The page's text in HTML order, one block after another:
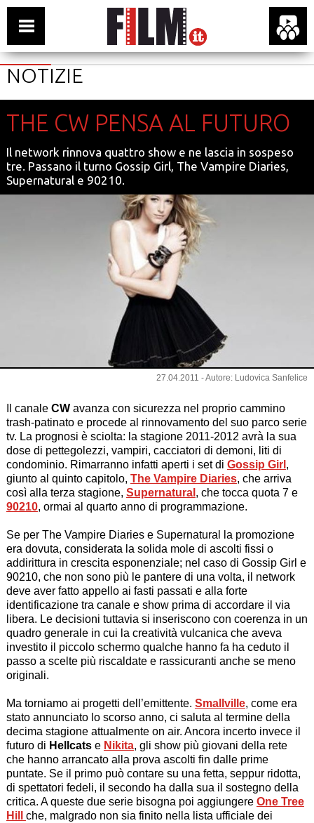
NOTIZIE
THE CW PENSA AL FUTURO
Il network rinnova quattro show e ne lascia in sospeso
tre. Passano il turno Gossip Girl, The Vampire Diaries,
Supernatural e 90210.
27.04.2011 - Autore: Ludovica Sanfelice
Il canale CW avanza con sicurezza nel proprio cammino
trash-patinato e procede al rinnovamento del suo parco serie
tv. La prognosi è sciolta: la stagione 2011-2012 avrà la sua
dose di pettegolezzi, vampiri, cacciatori di demoni, liti di
condominio. Rimarranno infatti aperti i set di Gossip Girl ,
giunto al quinto capitolo, The Vampire Diaries, che arriva
così alla terza stagione, Supernatural , che tocca quota 7 e
90210, ormai al quarto anno di programmazione.
Se per The Vampire Diaries e Supernatural la promozione
era dovuta, considerata la solida mole di ascolti fissi o
addirittura in crescita esponenziale; nel caso di Gossip Girl e
90210, che non sono più le pantere di una volta, il network
deve aver fatto appello ai fasti passati e alla forte
identificazione tra canale e show prima di accordare il via
libera. Le decisioni tuttavia si inseriscono con coerenza in un
quadro generale in cui la creatività vulcanica che aveva
investito il piccolo schermo qualche hanno fa ha ceduto il
passo a scelte più riscaldate e rassicuranti anche se meno
originali.
Ma torniamo ai progetti dell’emittente. Smallville, come era
stato annunciato lo scorso anno, ci saluta al termine della
decima stagione attualmente on air. Ancora incerto invece il
futuro di Hellcats e Nikita, gli show più giovani della rete
che hanno arrancato alla prova ascolti fin dalle prime
puntate. Se il primo può contare su una fetta, seppur ridotta,
di spettatori fedeli, il secondo ha dalla sua il sostegno della
critica. A queste due serie bisogna poi aggiungere One Tree
Hill
che, malgrado non sia finito nella lista ufficiale dei